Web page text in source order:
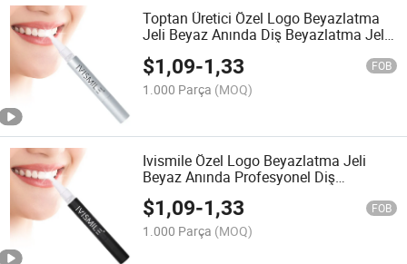
Toptan Üretici Özel Logo Beyazlatma
Jeli Beyaz Anında Diş Beyazlatma Jeli
$1,09-1,33 FOB
1.000 Parça (MOQ)
Ivismile Özel Logo Beyazlatma Jeli
Beyaz Anında Profesyonel Diş
Beyazlatma Jeli Kalemi
$1,09-1,33 FOB
1.000 Parça (MOQ)